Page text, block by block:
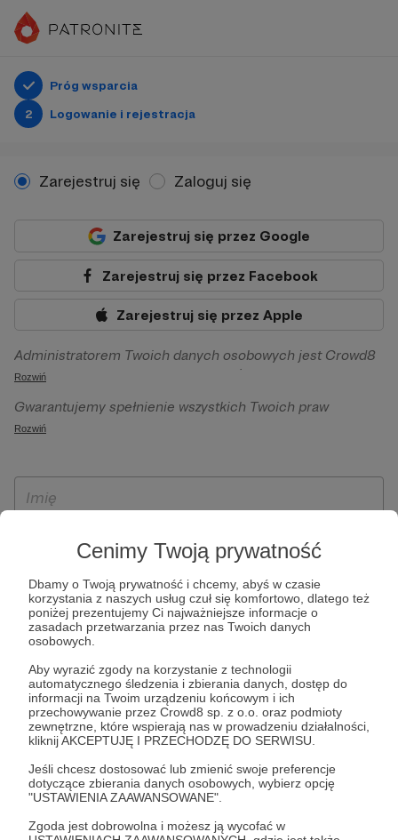
Cenimy Twoją prywatność
Dbamy o Twoją prywatność i chcemy, abyś w czasie
korzystania z naszych usług czuł się komfortowo, dlatego też
poniżej prezentujemy Ci najważniejsze informacje o
zasadach przetwarzania przez nas Twoich danych
osobowych.
Aby wyrazić zgody na korzystanie z technologii
automatycznego śledzenia i zbierania danych, dostęp do
informacji na Twoim urządzeniu końcowym i ich
przechowywanie przez Crowd8 sp. z o.o. oraz podmioty
zewnętrzne, które wspierają nas w prowadzeniu działalności,
kliknij AKCEPTUJĘ I PRZECHODZĘ DO SERWISU.
Jeśli chcesz dostosować lub zmienić swoje preferencje
dotyczące zbierania danych osobowych, wybierz opcję
"USTAWIENIA ZAAWANSOWANE".
Zgoda jest dobrowolna i możesz ją wycofać w
Próg wsparcia
2
Logowanie i rejestracja
Zarejestruj się Zaloguj się
Zarejestruj się przez Google
Zarejestruj się przez Facebook
Zarejestruj się przez Apple
Administratorem Twoich danych osobowych jest Crowd8
sp. z o.o. z siedziba w Warszawie, ul. Żwirki i Wigury 16, 02-
092 Warszawa. Twoje dane osobowe będą przetwarzane w
szczególności w celu wykonania umowy zawartej z Tobą, w
Patronite.pl, w tym możliwości dokonywania oraz
otrzymywania wsparcia na naszej platformie oraz
Rozwiń
Gwarantujemy spełnienie wszystkich Twoich praw
wynikających z ogólnego rozporządzenia o ochronie
ich przenoszenia, niepodlegania zautomatyzowanemu
podejmowaniu decyzji, w tym profilowaniu, a także prawo
osobowych. Rejestracja dla osób niepełnoletnich możliwa
jest po przekazaniu podpisanego formularza "Zgodna na
założenie konta przez osobę niepełnoletnią", formularz
dostępny jest na stronie regulaminu Patronite.pl.
Rozwiń
* Zapoznałem się i akceptujęRegulaminserwisu oraz
Prywatności
* Wyrażam zgodę na przetwarzanie moich danych